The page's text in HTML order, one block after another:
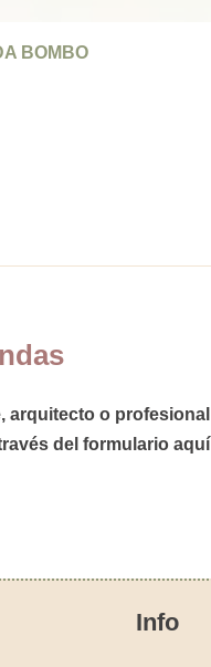
BOMBO
arquitecto o profesional
del formulario aquí
Info